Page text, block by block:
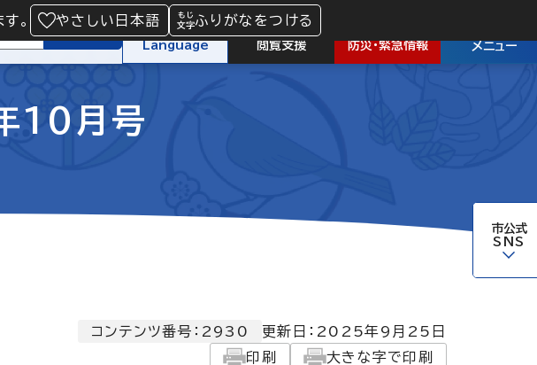
。 やさしい日本語 ふりがなをつける
検索
Language 閲覧支援 防災・緊急情報 メニュー
市公式
SNS
10月号
コンテンツ番号：2930 更新日： 2025年9月25日
印刷
大きな字で印刷